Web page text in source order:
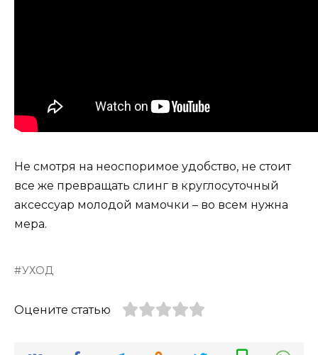
Не смотря на неоспоримое удобство, не стоит
все же превращать слинг в круглосуточный
аксессуар молодой мамочки – во всем нужна
мера.
УХОД
Оцените статью